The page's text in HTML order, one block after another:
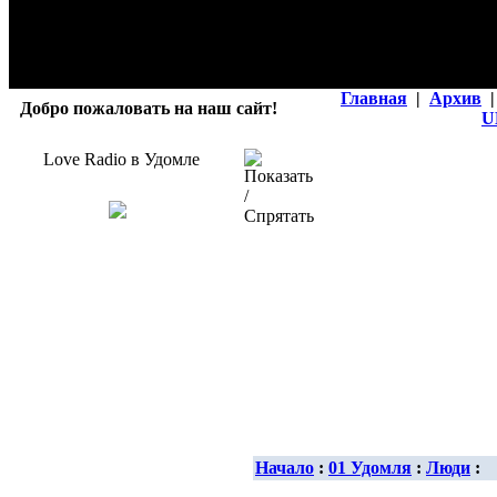
Добро пожаловать на наш сайт!
Главная | Архив |
Love Radio в Удомле
Начало : 01 Удомля : Люди :